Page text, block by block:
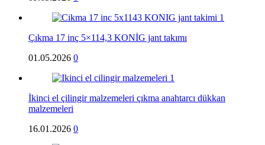
Çıkma 17 inç 5×114,3 KONİG jant takımı
01.05.2026 0
İkinci el çilingir malzemeleri çıkma anahtarcı dükkan
malzemeleri
16.01.2026 0